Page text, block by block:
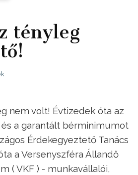
tényleg
nem volt! Évtizedek óta az
a garantált bérminimumot
Érdekegyeztető Tanács
a Versenyszféra Állandő
( VKF ) - munkavállalói,